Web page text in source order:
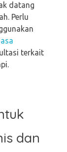
datang
Perlu
terkait
dan